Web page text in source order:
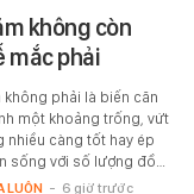
không còn
mắc phải
không phải là biến căn
một khoảng trống, vứt
nhiều càng tốt hay ép
sống với số lượng đồ…
LUÔN - 6 giờ trước